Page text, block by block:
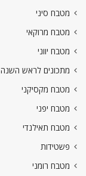
מטבח סיני
מטבח מרוקאי
מטבח יווני
מתכונים לראש השנה
מטבח מקסיקני
מטבח יפני
מטבח תאילנדי
פשטידות
מטבח רומני